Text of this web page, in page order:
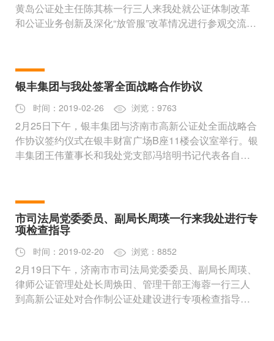
黄岛公证处主任陈其栋一行三人来我处就公证体制改革
和公证业务创新及深化“放管服”改革情况进行参观交流。
银丰集团与我处签署全面战略合作协议
时间：2019-02-26 浏览：9763
2月25日下午，银丰集团与济南市高新公证处全面战略合
作协议签约仪式在银丰财富广场B座11楼会议室举行。银
丰集团王伟董事长和我处党支部冯培明书记代表各自单
市司法局党委委员、副局长周瑛一行来我处进行专
项检查指导
时间：2019-02-20 浏览：8852
2月19日下午，济南市市司法局党委委员、副局长周瑛、
律师公证管理处处长周焕田、管理干部王海蓉一行三人
到高新公证处对合作制公证处建设进行专项检查指导，